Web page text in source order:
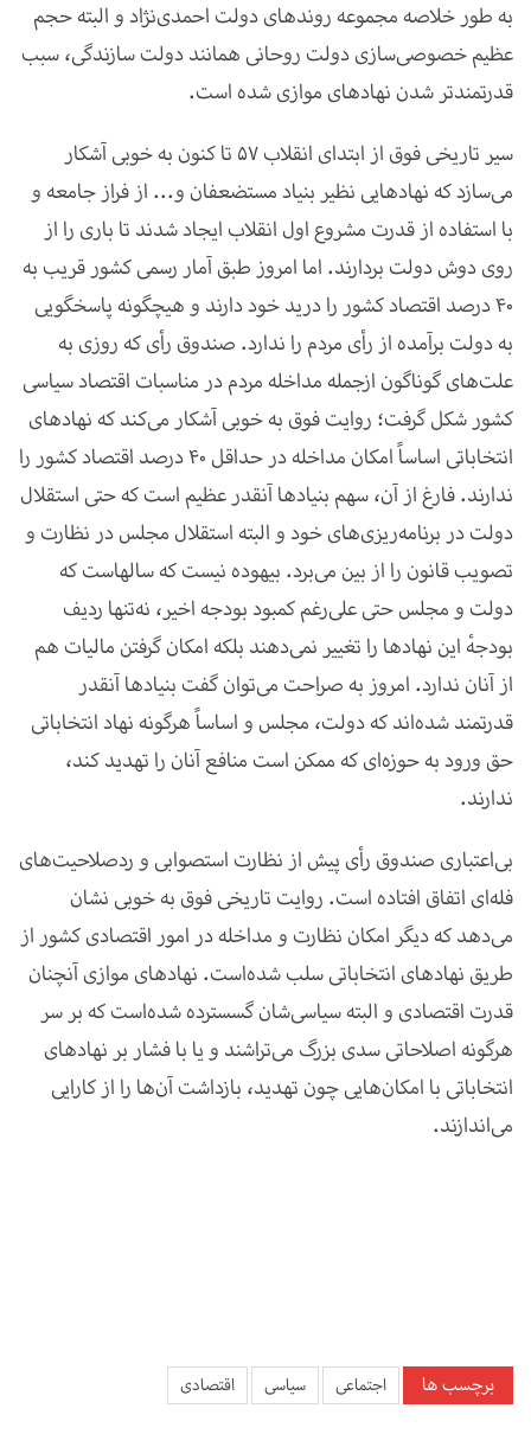
به طور خلاصه مجموعه روندهای دولت احمدی‌نژاد و البته حجم
عظیم خصوصی‌سازی دولت روحانی همانند دولت سازندگی، سبب
قدرتمندتر شدن نهادهای موازی شده است.
سیر تاریخی فوق از ابتدای انقلاب 57 تا کنون به خوبی آشکار
می‌سازد که نهادهایی نظیر بنیاد مستضعفان و... از فراز جامعه و
با استفاده از قدرت مشروع اول انقلاب ایجاد شدند تا باری را از
روی دوش دولت بردارند. اما امروز طبق آمار رسمی کشور قریب به
40 درصد اقتصاد کشور را درید خود دارند و هیچگونه پاسخگویی
به دولت برآمده از رأی مردم را ندارد. صندوق رأی که روزی به
علت‌های گوناگون ازجمله مداخله مردم در مناسبات اقتصاد سیاسی
کشور شکل گرفت؛ روایت فوق به خوبی آشکار می‌کند که نهادهای
انتخاباتی اساساً امکان مداخله در حداقل 40 درصد اقتصاد کشور را
ندارند. فارغ از آن، سهم بنیادها آنقدر عظیم است که حتی استقلال
دولت در برنامه‌ریزی‌های خود و البته استقلال مجلس در نظارت و
تصویب قانون را از بین می‌برد. بیهوده نیست که سالهاست که
دولت و مجلس حتی علی‌رغم کمبود بودجه اخیر، نه‌تنها ردیف
بودجهٔ این نهادها را تغییر نمی‌دهند بلکه امکان گرفتن مالیات هم
از آنان ندارد. امروز به صراحت می‌توان گفت بنیادها آنقدر
قدرتمند شده‌اند که دولت، مجلس و اساساً هرگونه نهاد انتخاباتی
حق ورود به حوزه‌ای که ممکن است منافع آنان را تهدید کند،
ندارند.
بی‌اعتباری صندوق رأی پیش از نظارت استصوابی و ردصلاحیت‌های
فله‌ای اتفاق افتاده است. روایت تاریخی فوق به خوبی نشان
می‌دهد که دیگر امکان نظارت و مداخله در امور اقتصادی کشور از
طریق نهادهای انتخاباتی سلب شده‌است. نهادهای موازی آنچنان
قدرت اقتصادی و البته سیاسی‌شان گسسترده شده‌است که بر سر
هرگونه اصلاحاتی سدی بزرگ می‌تراشند و یا با فشار بر نهادهای
انتخاباتی با امکان‌هایی چون تهدید، بازداشت آن‌ها را از کارایی
می‌اندازند.
برچسب ها اجتماعی سیاسی اقتصادی